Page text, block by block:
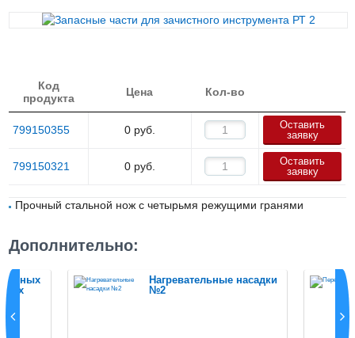
Код
продукта
Цена Кол-во
799150355 0 руб.
Оставить
заявку
799150321 0 руб.
Оставить
заявку
Прочный стальной нож с четырьмя режущими гранями
Дополнительно:
Нагревательные насадки
№2